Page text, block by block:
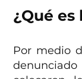
¿Qué es
Por medio